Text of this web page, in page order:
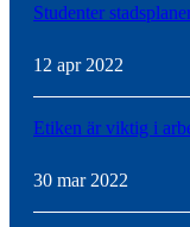
Studenter
12 apr 2022
Etiken är viktig i
30 mar 2022